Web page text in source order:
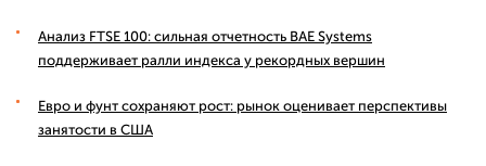
Анализ FTSE 100: сильная отчетность BAE Systems
поддерживает ралли индекса у рекордных вершин
Евро и фунт сохраняют рост: рынок оценивает перспективы
занятости в США